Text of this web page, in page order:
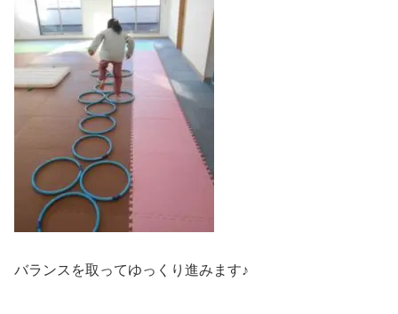
バランスを取ってゆっくり進みます♪